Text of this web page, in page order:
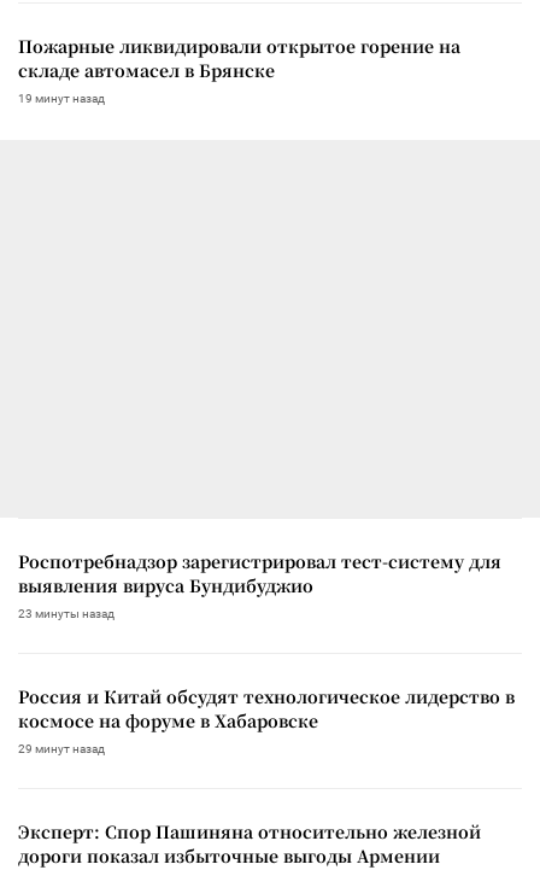
Пожарные ликвидировали открытое горение на
складе автомасел в Брянске
19 минут назад
Роспотребнадзор зарегистрировал тест-систему для
выявления вируса Бундибуджио
23 минуты назад
Россия и Китай обсудят технологическое лидерство в
космосе на форуме в Хабаровске
29 минут назад
Эксперт: Спор Пашиняна относительно железной
дороги показал избыточные выгоды Армении